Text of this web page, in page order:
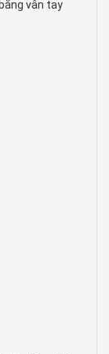
vân tay